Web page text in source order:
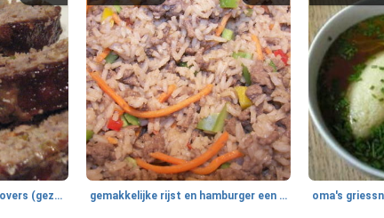
smakelijke parmesan popovers (gezonder!) gemakkelijke rijst en hamburger een gerecht diner